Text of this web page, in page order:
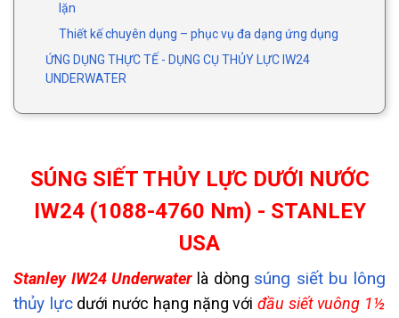
lặn
Thiết kế chuyên dụng – phục vụ đa dạng ứng dụng
ỨNG DỤNG THỰC TẾ - DỤNG CỤ THỦY LỰC IW24
UNDERWATER
SÚNG SIẾT THỦY LỰC DƯỚI NƯỚC
IW24 (1088-4760 Nm) - STANLEY
USA
Stanley IW24 Underwaterlà dòng súng siết bu lông
thủy lựcdưới nước hạng nặng với đầu siết vuông 1½